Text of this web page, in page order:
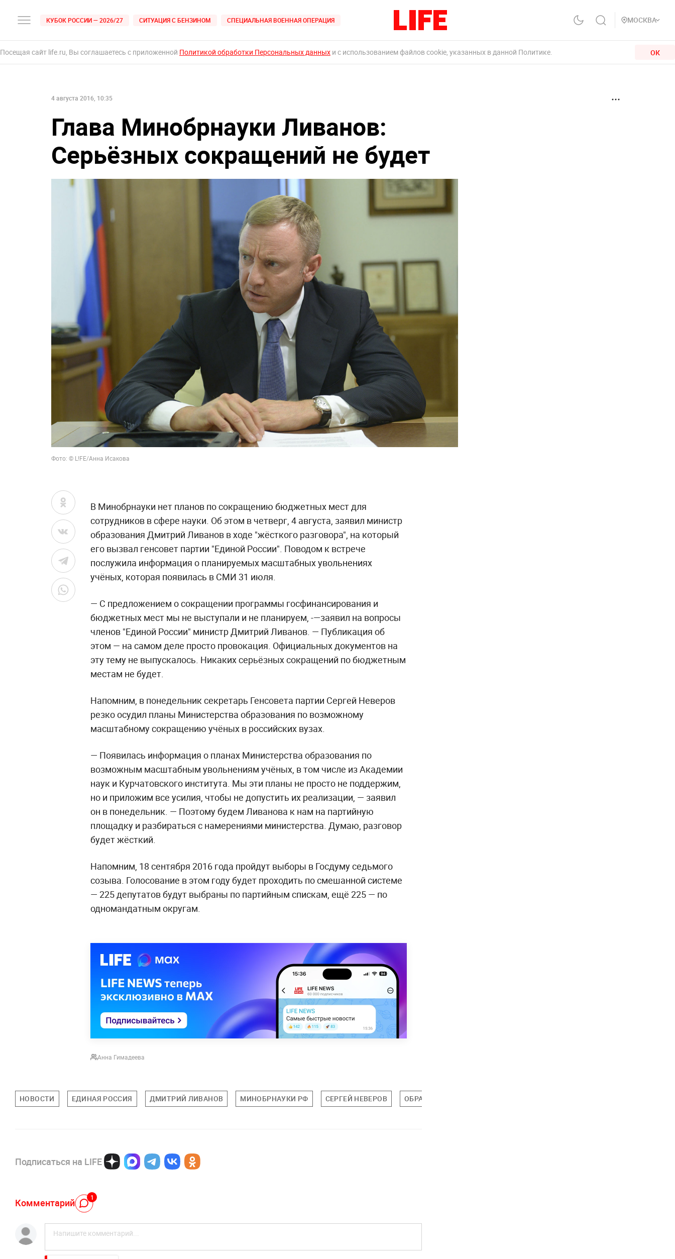
КУБОК РОССИИ — 2026/27 СИТУАЦИЯ С БЕНЗИНОМ СПЕЦИАЛЬНАЯ ВОЕННАЯ ОПЕРАЦИЯ МОСКВА
Посещая сайт life.ru, Вы соглашаетесь с приложенной Политикой обработки Персональных данных и с использованием файлов cookie, указанных в данной Политике. ОК
4 августа 2016, 10:35
Глава Минобрнауки Ливанов:
Серьёзных сокращений не будет
Фото: © L!FE/Анна Исакова
В Минобрнауки нет планов по сокращению бюджетных мест для
сотрудников в сфере науки. Об этом в четверг, 4 августа, заявил министр
образования Дмитрий Ливанов в ходе "жёсткого разговора", на который
его вызвал генсовет партии "Единой России". Поводом к встрече
послужила информация о планируемых масштабных увольнениях
учёных, которая появилась в СМИ 31 июля.
— С предложением о сокращении программы госфинансирования и
бюджетных мест мы не выступали и не планируем, -—заявил на вопросы
членов "Единой России" министр Дмитрий Ливанов. — Публикация об
этом — на самом деле просто провокация. Официальных документов на
эту тему не выпускалось. Никаких серьёзных сокращений по бюджетным
местам не будет.
Напомним, в понедельник секретарь Генсовета партии Сергей Неверов
резко осудил планы Министерства образования по возможному
масштабному сокращению учёных в российских вузах.
— Появилась информация о планах Министерства образования по
возможным масштабным увольнениям учёных, в том числе из Академии
наук и Курчатовского института. Мы эти планы не просто не поддержим,
но и приложим все усилия, чтобы не допустить их реализации, — заявил
он в понедельник. — Поэтому будем Ливанова к нам на партийную
площадку и разбираться с намерениями министерства. Думаю, разговор
будет жёсткий.
Напомним, 18 сентября 2016 года пройдут выборы в Госдуму седьмого
созыва. Голосование в этом году будет проходить по смешанной системе
— 225 депутатов будут выбраны по партийным спискам, ещё 225 — по
одномандатным округам.
Анна Гимадеева
НОВОСТИ ЕДИНАЯ РОССИЯ ДМИТРИЙ ЛИВАНОВ МИНОБРНАУКИ РФ СЕРГЕЙ НЕВЕРОВ ОБРАЗОВАНИЕ
Подписаться на LIFE
Комментарий 1